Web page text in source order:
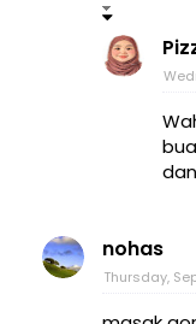
nohas
Thursday,